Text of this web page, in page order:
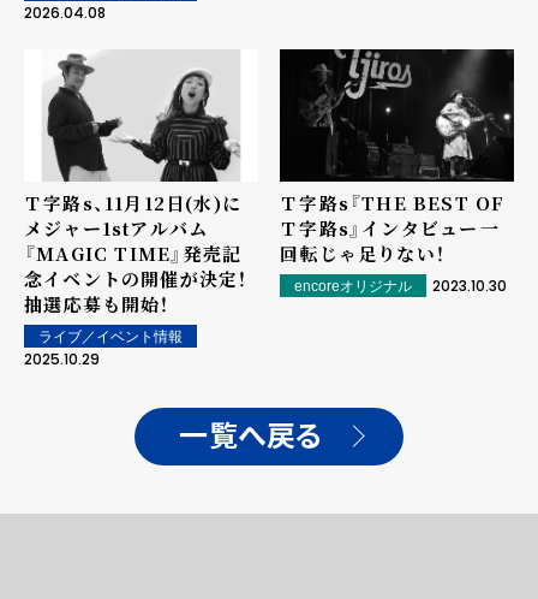
2026.04.08
Ｔ字路s、11月12日(水)に
メジャー1stアルバム
『MAGIC TIME』発売記
念イベントの開催が決定！
抽選応募も開始！
ライブ／イベント情報
2025.10.29
Ｔ字路s『THE BEST OF
Ｔ字路s』インタビュー――一
回転じゃ足りない！
encoreオリジナル 2023.10.30
一覧へ戻る